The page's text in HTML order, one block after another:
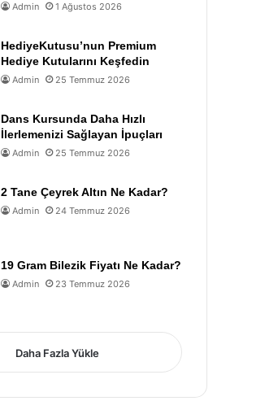
Admin 1 Ağustos 2026
HediyeKutusu’nun Premium
Hediye Kutularını Keşfedin
Admin 25 Temmuz 2026
Dans Kursunda Daha Hızlı
İlerlemenizi Sağlayan İpuçları
Admin 25 Temmuz 2026
2 Tane Çeyrek Altın Ne Kadar?
Admin 24 Temmuz 2026
19 Gram Bilezik Fiyatı Ne Kadar?
Admin 23 Temmuz 2026
Daha Fazla Yükle